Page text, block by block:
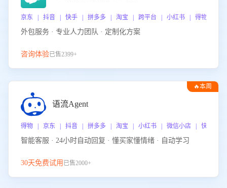
京东 | 抖音 | 快手 | 拼多多 | 淘宝 | 跨平台 | 小红书 | 得物 | 企
外包服务 · 专业人力团队 · 定制化方案
咨询体验已售2399+
🔥本周
语流Agent
得物 | 京东 | 抖音 | 拼多多 | 淘宝 | 小红书 | 微信小店 | 快手 |
智能客服 · 24小时自动回复 · 懂买家懂情绪 · 自动学习
30天免费试用 已售2000+